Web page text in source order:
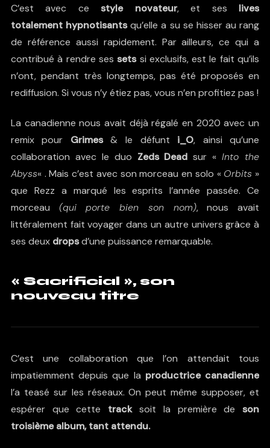
C’est avec cestyle novateur, et ses lives
totalement hypnotisantsqu’elle a su se hisser aurang
de référence aussi rapidement. Par ailleurs, ce qui a
contribué à rendre sessetssi exclusifs, est le fait qu’ils
n’ont, pendant très longtemps, pas été proposés en
rediffusion. Si vous n’y étiez pas, vous n’en profitiez pas !
La canadienne nous avait déjà régalé en 2020 avec un
remix pour Grimes& le défunt i_O, ainsi qu’une
collaboration avec le duo Zeds Dead sur «Into the
Abyss« . Mais c’est avec son morceau en solo « Orbits »
que Rezz a marqué les esprits l’année passée. Ce
morceau (qui porte bien son nom), nous avait
littéralement fait voyager dans un autre univers grâce à
ses deux dropsd’une puissance remarquable.
« Sacrificial », son
nouveau titre
C’est une collaboration que l’on attendait tous
impatiemment depuis que la productrice canadienne
l’a teasé sur les réseaux. On peut même supposer, et
espérer que cette tracksoit la première deson
troisième album, tant attendu.